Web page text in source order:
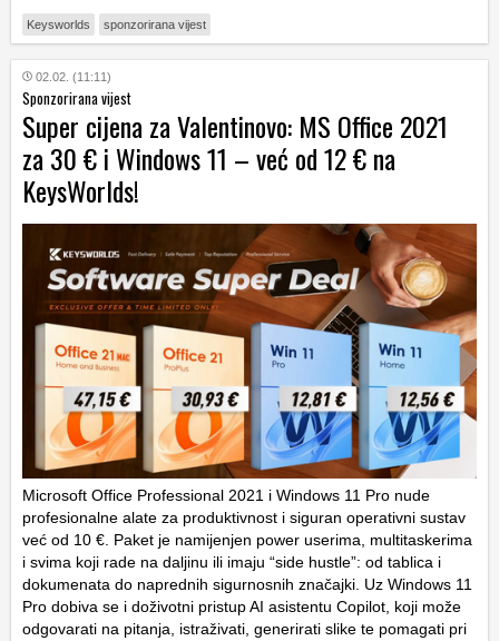
Keysworlds sponzorirana vijest
02.02. (11:11)
Sponzorirana vijest
Super cijena za Valentinovo: MS Office 2021
za 30 € i Windows 11 – već od 12 € na
KeysWorlds!
Microsoft Office Professional 2021 i Windows 11 Pro nude
profesionalne alate za produktivnost i siguran operativni sustav
već od 10 €. Paket je namijenjen power userima, multitaskerima
i svima koji rade na daljinu ili imaju “side hustle”: od tablica i
dokumenata do naprednih sigurnosnih značajki. Uz Windows 11
Pro dobiva se i doživotni pristup AI asistentu Copilot, koji može
odgovarati na pitanja, istraživati, generirati slike te pomagati pri